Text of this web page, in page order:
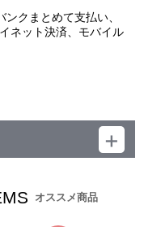
クまとめて支払い、
ネット決済、モバイル
・スマホ決済」のみと
ましては、必ず
オススメ商品